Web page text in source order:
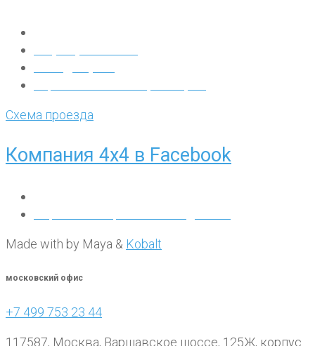
Схема проезда
Компания 4х4 в Facebook
Made with by Maya & Kobalt
московский офис
+7 499 753 23 44
117587, Москва, Варшавское шоссе, 125Ж, корпус